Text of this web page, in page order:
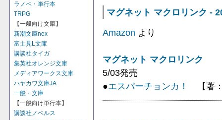
ラノベ・単行本
TRPG
【一般向け文庫】
新潮文庫nex
富士見L文庫
講談社タイガ
集英社オレンジ文庫
メディアワークス文庫
ハヤカワ文庫JA
一般・文庫
【一般向け単行本】
講談社ノベルス
マグネット マクロリンク -
Amazon より
マグネット マクロリンク
5/03発売
●エスパーチョンカ！ 【著